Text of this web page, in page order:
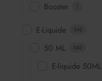
Booster 1
E-Liquide 542
50 ML 542
E-liquide 50ML